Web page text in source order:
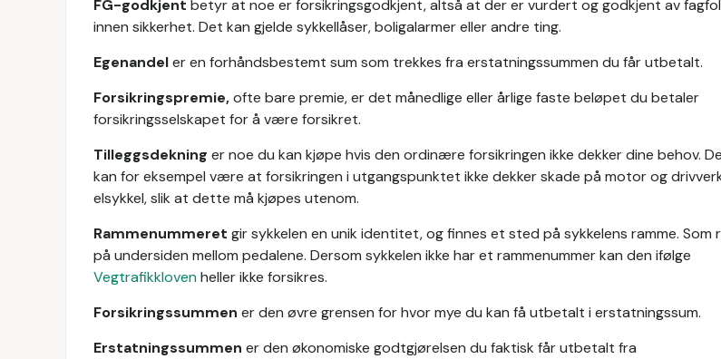
FG-godkjent betyr at noe er forsikringsgodkjent, altså at der er vurdert og godkjent av
innen sikkerhet. Det kan gjelde sykkellåser, boligalarmer eller andre ting.
Egenandeler en forhåndsbestemt sum som trekkes fra erstatningssummen du får utbetalt.
Forsikringspremie,ofte bare premie, er det månedlige eller årlige faste beløpet du betaler
forsikringsselskapet for å være forsikret.
Tilleggsdekning er noe du kan kjøpe hvis den ordinære forsikringen ikke dekker dine behov.
kan for eksempel være at forsikringen i utgangspunktet ikke dekker skade på motor og
elsykkel, slik at dette må kjøpes utenom.
Rammenummeret gir sykkelen en unik identitet, og finnes et sted på sykkelens ramme. Som
på undersiden mellom pedalene. Dersom sykkelen ikke har et rammenummer kan den ifølge
Vegtrafikklovenheller ikke forsikres.
Forsikringssummen er den øvre grensen for hvor mye du kan få utbetalt i erstatningssum.
Erstatningssummen er den økonomiske godtgjørelsen du faktisk får utbetalt fra